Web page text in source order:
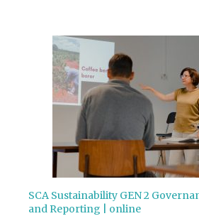
SCA Sustainability GEN 2
and Reporting | online